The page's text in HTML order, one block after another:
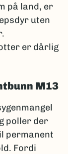
på land, er
uten
er dårlig
M13
poller der
permanent
Fordi